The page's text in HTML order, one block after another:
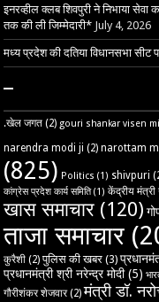
इनरव्हील क्लब शिवपुरी ने निभाया
तक की ली जिम्मेदारी* July 4, 2026
मध्य प्रदेश की दतिया विधानसभा सीट
–
.खेल जगत (2) gouri shankar visen
narendra modi ji (2) narottam
(825) Politics (1) shivpuri
कांग्रेस प्रदेश कार्य समिति(1) केंद्रीय मंत्री
खास समाचार (120)
ताजा समाचार
कुरैशी (2) पुलिस की खबर (3)
प्रधानमंत्री श्री नरेन्द्र मोदी(5)
गौरीशंकर शेजवार(2) मंत्री डॉ.